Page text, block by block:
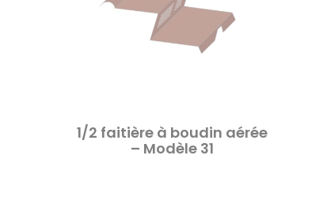
1/2 faitière à boudin aérée
– Modèle 31